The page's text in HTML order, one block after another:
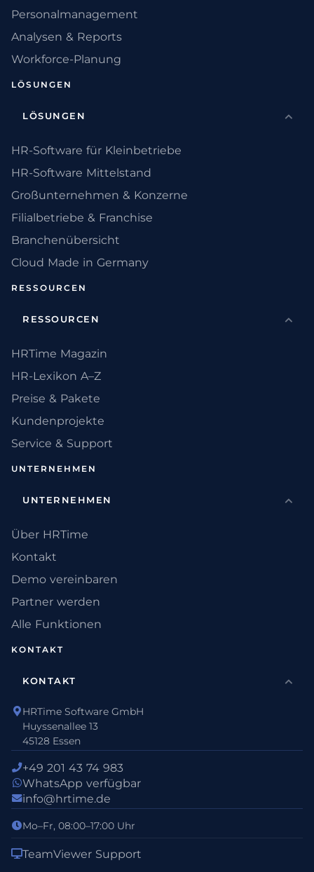
Personalmanagement
Analysen & Reports
Workforce-Planung
LÖSUNGEN
LÖSUNGEN
HR-Software für Kleinbetriebe
HR-Software Mittelstand
Großunternehmen & Konzerne
Filialbetriebe & Franchise
Branchenübersicht
Cloud Made in Germany
RESSOURCEN
RESSOURCEN
HRTime Magazin
HR-Lexikon A–Z
Preise & Pakete
Kundenprojekte
Service & Support
UNTERNEHMEN
UNTERNEHMEN
Über HRTime
Kontakt
Demo vereinbaren
Partner werden
Alle Funktionen
KONTAKT
KONTAKT
HRTime Software GmbH
Huyssenallee 13
45128 Essen
+49 201 43 74 983
WhatsApp verfügbar
info@hrtime.de
Mo–Fr, 08:00–17:00 Uhr
TeamViewer Support